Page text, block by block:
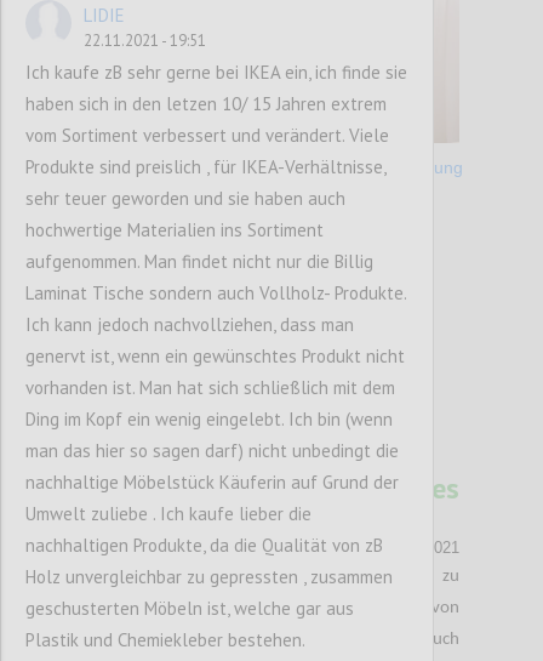
CATEGORY:Case Study Lieferkettenunterbrechung
36
Lieferengpässe aus Sicht des
Einzelhandels
Author:PHILLIP FRANKHOFER Date:23 NOVEMBER 2021
Die Covid-19-Pandemie hat nicht nur zu
Einschränkungen der materiellen Bedürfnisse von
Konsument*innen geführt, sondern auch
LIDIE
22.11.2021 - 19:51
Ich kaufe zB sehr gerne bei IKEA ein, ich finde sie
haben sich in den letzen 10/ 15 Jahren extrem
vom Sortiment verbessert und verändert. Viele
Produkte sind preislich , für IKEA-Verhältnisse,
sehr teuer geworden und sie haben auch
hochwertige Materialien ins Sortiment
aufgenommen. Man findet nicht nur die Billig
Laminat Tische sondern auch Vollholz- Produkte.
Ich kann jedoch nachvollziehen, dass man
genervt ist, wenn ein gewünschtes Produkt nicht
vorhanden ist. Man hat sich schließlich mit dem
Ding im Kopf ein wenig eingelebt. Ich bin (wenn
man das hier so sagen darf) nicht unbedingt die
nachhaltige Möbelstück Käuferin auf Grund der
Umwelt zuliebe . Ich kaufe lieber die
nachhaltigen Produkte, da die Qualität von zB
Holz unvergleichbar zu gepressten , zusammen
geschusterten Möbeln ist, welche gar aus
Plastik und Chemiekleber bestehen.